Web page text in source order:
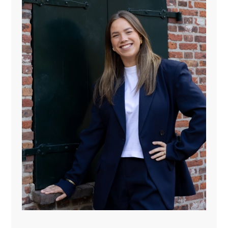
speels uitzicht.
De ruime en lichte woonkamer is als een en suite
ingedeeld met aan de voorzijde een heerlijke lichte
living en aan de achterzijde de eetkamer met vaste
kast. Zowel aan voor- als achterzijde zijn grote
kunststof raampartijen met dubbel glas waardoor veel
lichtinval.
In 2017 is de gehele kapverdieping bij de woning
getrokken en geheel ingedeeld en afgewerkt. In de
eetkamer is de vaste trap gerealiseerd, de vloer is
geïsoleerd en er zijn 2 Velux dakramen geplaatst aan
de achterzijde. Deze royale verdieping is zeer
verrassend en geeft veel extra woongenot. Allereerst